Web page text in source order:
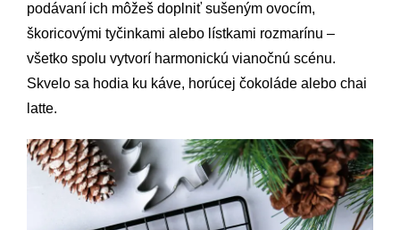
podávaní ich môžeš doplniť sušeným ovocím,
škoricovými tyčinkami alebo lístkami rozmarínu –
všetko spolu vytvorí harmonickú vianočnú scénu.
Skvelo sa hodia ku káve, horúcej čokoláde alebo chai
latte.